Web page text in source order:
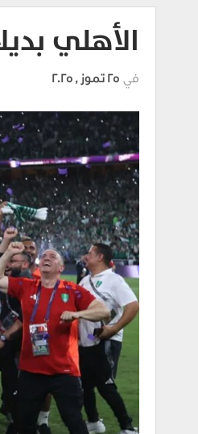
الأهلي
في 25 تموز , 2025